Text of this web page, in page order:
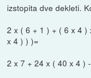
izstopita dve dekleti.
2 x ( 6 + 1 ) + ( 6 x 4
x 4 ) ) )=
2 x 7 + 24 x ( 40 x 4 )